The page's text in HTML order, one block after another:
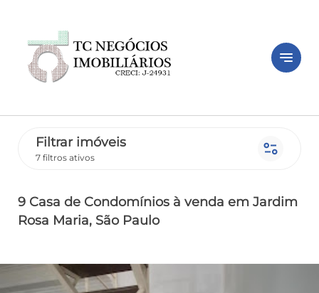
notes
Filtrar imóveis
7 filtros ativos page_info
9 Casa de Condomínios à venda em Jardim
Rosa Maria, São Paulo